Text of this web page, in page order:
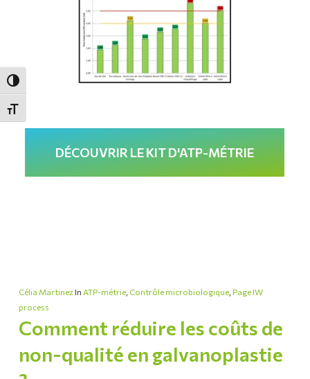
Passer en contraste élevé
Changer la taille de la police
DÉCOUVRIR LE KIT D'ATP-MÉTRIE
Célia Martinez In ATP-métrie, Contrôle microbiologique, Page IW
process
Comment réduire les coûts de
non-qualité en galvanoplastie